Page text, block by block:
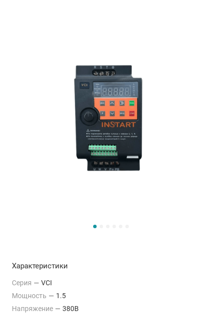
Характеристики
Серия — VCI
Мощность — 1.5
Напряжение — 380В